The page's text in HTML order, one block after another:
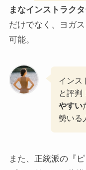
まなインストラク
だけでなく、ヨガ
可能。
インス
と評判
やすい
勢いる
また、正統派の『